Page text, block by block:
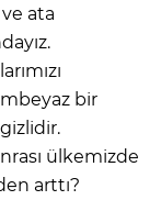
ata
bir
ülkemizde
arttı?